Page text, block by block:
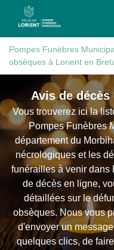
Pompes Funèbres
obsèques à Lorient en
Avis de
Vous trouverez ici la
Pompes Funèbres
département du
nécrologiques et les
funérailles à venir dans
de décès en ligne,
détaillées sur le
obsèques. Nous vous
d'envoyer un
quelques clics, de